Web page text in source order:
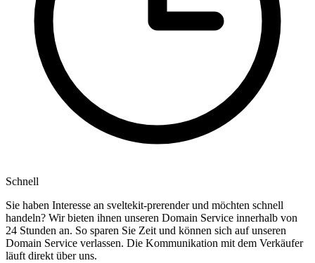
Schnell
Sie haben Interesse an sveltekit-prerender und möchten schnell
handeln? Wir bieten ihnen unseren Domain Service innerhalb von
24 Stunden an. So sparen Sie Zeit und können sich auf unseren
Domain Service verlassen. Die Kommunikation mit dem Verkäufer
läuft direkt über uns.